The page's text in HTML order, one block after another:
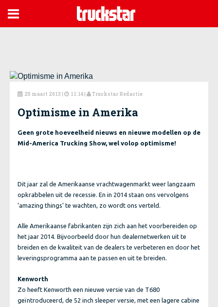

 25 maart 2013 |  11:14 | Truckstar Redactie
Optimisme in Amerika
Geen grote hoeveelheid nieuws en nieuwe modellen op de
Mid-America Trucking Show, wel volop optimisme!
Dit jaar zal de Amerikaanse vrachtwagenmarkt weer langzaam
opkrabbelen uit de recessie. En in 2014 staan ons vervolgens
‘amazing things’ te wachten, zo wordt ons verteld.
Alle Amerikaanse fabrikanten zijn zich aan het voorbereiden op
het jaar 2014. Bijvoorbeeld door hun dealernetwerken uit te
breiden en de kwaliteit van de dealers te verbeteren en door het
leveringsprogramma aan te passen en uit te breiden.
Kenworth
Zo heeft Kenworth een nieuwe versie van de T680
geïntroduceerd, de 52 inch sleeper versie, met een lagere cabine